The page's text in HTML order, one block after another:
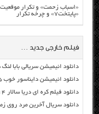
«اسباب زحمت» و تکرار
«پایتخت۷» و چرخه تکرار
فیلم خارجی جدید …
دانلود انیمیشن سریالی بابا لنگ دراز ۱۹۹۰ با
دانلود انیمیشن دایناسور خوب ۲۰۱۵ با دوبله فارسی
دانلود فیلم کره ای دریا سالار ۲۰۱۴ با دوبله فارسی
دانلود سریال آخرین مرد روی زمین ۲۰۱۵ با دوبله